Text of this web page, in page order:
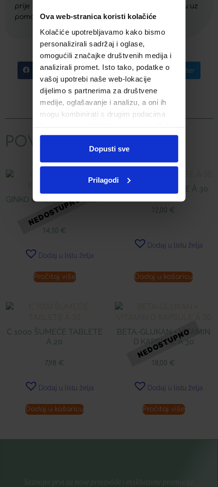
Ova web-stranica koristi kolačiće
Kolačiće upotrebljavamo kako bismo
personalizirali sadržaj i oglase,
omogućili značajke društvenih medija i
analizirali promet. Isto tako, podatke o
vašoj upotrebi naše web-lokacije
dijelimo s partnerima za društvene
medije, oglašavanje i analizu, a oni ih
mogu kombinirati s drugim podacima
ste upotrebljavali njihove usluge.
Dopusti sve
Prilagodi
prije upotrebe. Uzmite preporučenu dnevnu dozu uz
pomoć čašice za doziranje.
Facebook Telegram Twitter
WhatsApp Email
POVEZANI PROIZVODI
GINKO OMEGA KAPSULE Á
30
14,10 €
Dodaj u listu želja
Pročitaj više
DIGESTIN TABLETE Á 30
12,00 €
Dodaj u listu želja
Dodaj u košaricu
C 1000 ŠUMEĆE TABLETE
Á 20
7,98 €
Dodaj u listu želja
Dodaj u košaricu
BETA-GLUKAN + VITAMIN
D KAPSULE Á 30
18,00 €
Dodaj u listu želja
Pročitaj više
Saznajte prvi za nove proizvode i ekskluzivne promocije